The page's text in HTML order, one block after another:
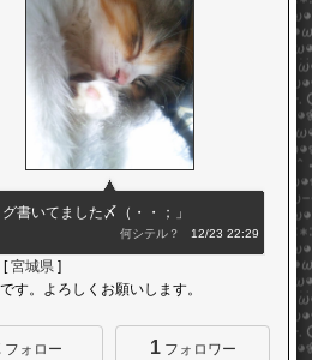
書いてました〆（・・；」
何シテル？ 12/23 22:29
[宮城県 ]
す。よろしくお願いします。
フォロー 1フォロワー